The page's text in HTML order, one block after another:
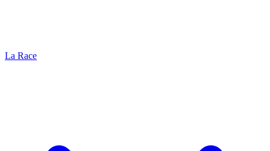
La Race